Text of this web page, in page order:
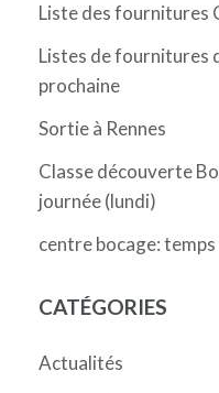
Liste des fournitures
Listes de fournitures
prochaine
Sortie à Rennes
Classe découverte
journée (lundi)
centre bocage:
CATÉGORIES
Actualités